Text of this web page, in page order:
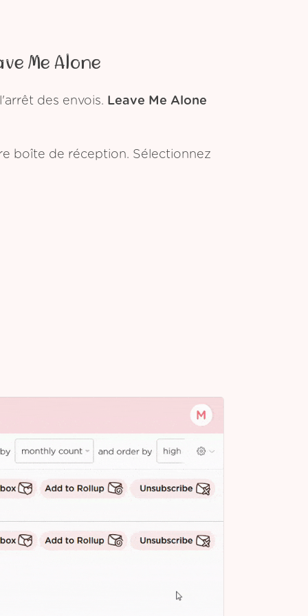
Me Alone
des envois. Leave Me Alone
boîte de réception. Sélectionnez